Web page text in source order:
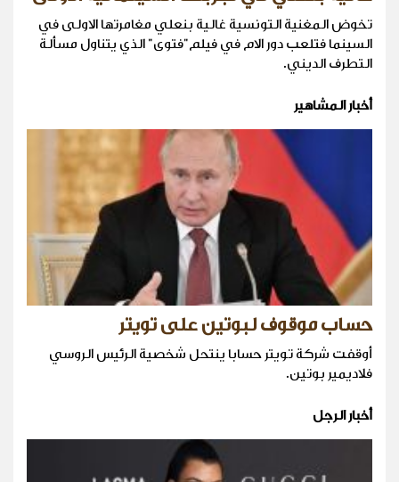
تخوض المغنية التونسية غالية بنعلي مغامرتها الاولى في
السينما فتلعب دور الام في فيلم"فتوى" الذي يتناول مسألة
التطرف الديني.
أخبار المشاهير
حساب موقوف لبوتين على تويتر
أوقفت شركة تويتر حسابا ينتحل شخصية الرئيس الروسي
فلاديمير بوتين.
أخبار الرجل